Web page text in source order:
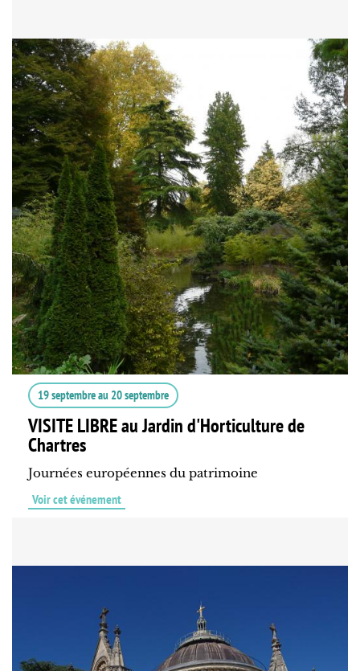
19 septembreau 20 septembre
VISITE LIBRE au Jardin d'Horticulture de
Chartres
Journées européennes du patrimoine
Voir cet événement